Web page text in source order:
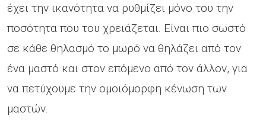
έχει την ικανότητα να ρυθμίζει μόνο του την
ποσότητα που του χρειάζεται. Είναι πιο σωστό
σε κάθε θηλασμό το μωρό να θηλάζει από τον
ένα μαστό και στον επόμενο από τον άλλον, για
να πετύχουμε την ομοιόμορφη κένωση των
μαστών.